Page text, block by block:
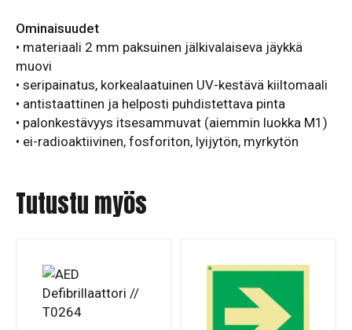
Ominaisuudet
• materiaali 2 mm paksuinen jälkivalaiseva jäykkä
muovi
• seripainatus, korkealaatuinen UV-kestävä kiiltomaali
• antistaattinen ja helposti puhdistettava pinta
• palonkestävyys itsesammuvat (aiemmin luokka M1)
• ei-radioaktiivinen, fosforiton, lyijytön, myrkytön
Tutustu myös